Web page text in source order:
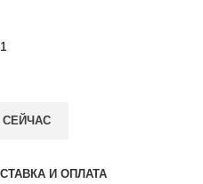
СЕЙЧАС
И ОПЛАТА